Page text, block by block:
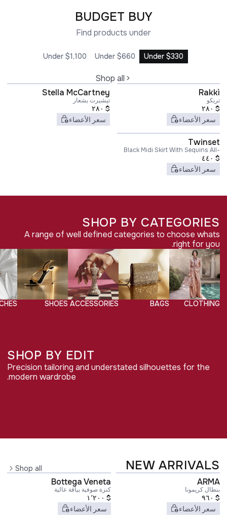
BUDGET BUY
Find products under
Under $330
Under $660
Under $1,100
Shop all
Rakkì
تريكو
$ ٢٨٠
سعر الأعضاء
Stella McCartney
تيشيرت بشعار
$ ٢٨٠
سعر الأعضاء
Twinset
Black Midi Skirt With Sequins All-
Over in Technical Fabric Woman
$ ٤٤٠
سعر الأعضاء
SHOP BY CATEGORIES
A range of well defined categories to choose whats
right for you.
CLOTHING
BAGS
ACCESSORIES
SHOES
SHOP BY EDIT
Precision tailoring and understated silhouettes for the
modern wardrobe.
QUIET POWER
Shop edit
NEW ARRIVALS
Shop all
ARMA
بنطال كريمونا
$ ٩٦٠
سعر الأعضاء
Bottega Veneta
كنزة صوفية بياقة عالية
$ ١٬٢٠٠
سعر الأعضاء